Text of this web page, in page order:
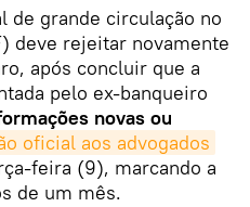
de grande circulação no
deve rejeitar novamente
após concluir que a
pelo ex-banqueiro
novas ou
oficial aos advogados
feira (9), marcando a
de um mês.